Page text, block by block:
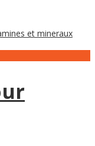
et mineraux